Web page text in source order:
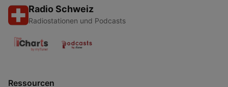
Radio Schweiz
Radiostationen und Podcasts
Ressourcen